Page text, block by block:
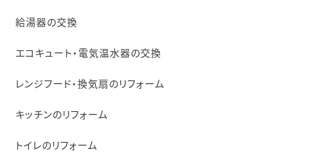
給湯器の交換
エコキュート・電気温水器の交換
レンジフード・換気扇のリフォーム
キッチンのリフォーム
トイレのリフォーム